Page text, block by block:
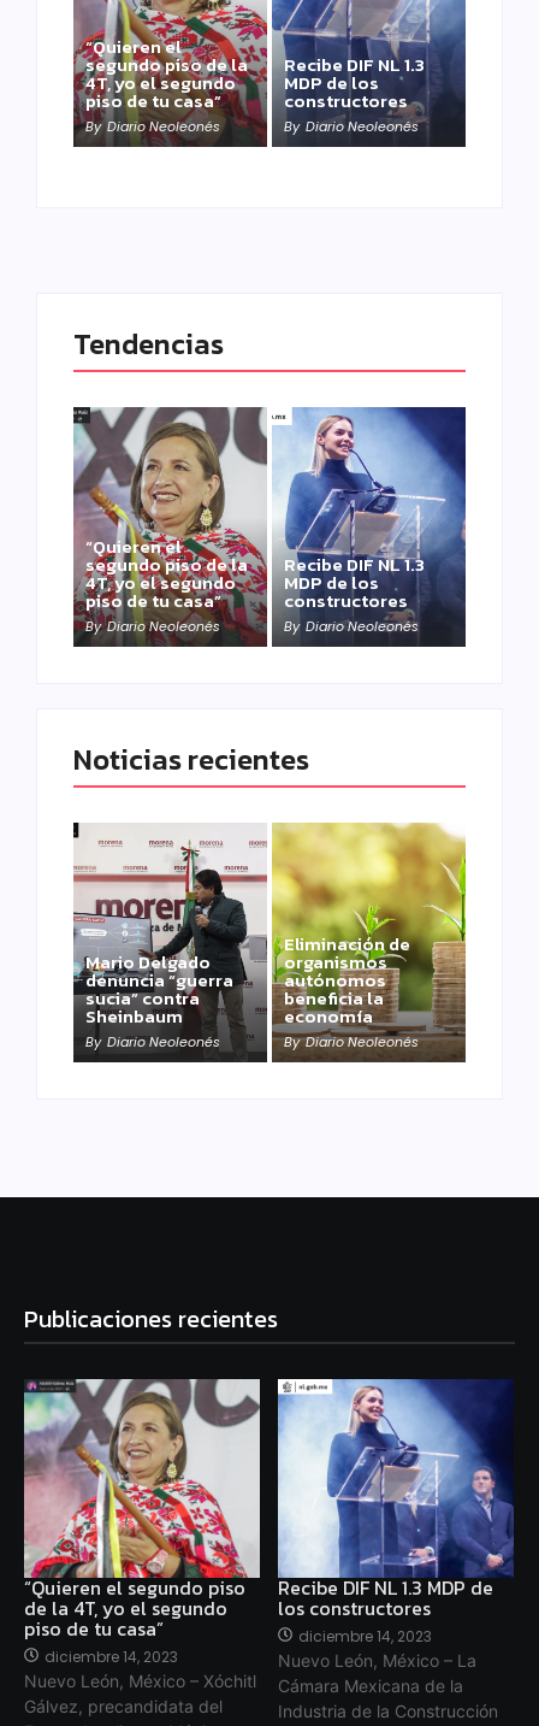
“Quieren el
segundo piso de la
4T, yo el segundo
piso de tu casa”
By Diario Neoleonés
Recibe DIF NL 1.3
MDP de los
constructores
By Diario Neoleonés
Tendencias
“Quieren el
segundo piso de la
4T, yo el segundo
piso de tu casa”
By Diario Neoleonés
Recibe DIF NL 1.3
MDP de los
constructores
By Diario Neoleonés
Noticias recientes
Mario Delgado
denuncia “guerra
sucia” contra
Sheinbaum
By Diario Neoleonés
Eliminación de
organismos
autónomos
beneficia la
economía
By Diario Neoleonés
Publicaciones recientes
“Quieren el segundo piso
de la 4T, yo el segundo
piso de tu casa”
diciembre 14, 2023
Nuevo León, México – Xóchitl
Gálvez, precandidata del
Recibe DIF NL 1.3 MDP de
los constructores
diciembre 14, 2023
Nuevo León, México – La
Cámara Mexicana de la
Industria de la Construcción